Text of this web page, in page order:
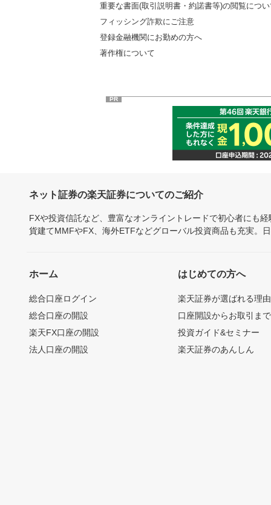
重要な書面(取引説明書・約諾書等)の閲覧につ
フィッシング詐欺にご注意
登録金融機関にお勤めの方へ
著作権について
PR
ネット証券の楽天証券についてのご紹介
FXや投資信託など、豊富なオンライントレードで初心者にも
貨建てMMFやFX、海外ETFなどグローバル投資商品も充実。
ホーム
総合口座ログイン
総合口座の開設
楽天FX口座の開設
法人口座の開設
はじめての方へ
楽天証券が選ばれる理由
口座開設からお取引ま
投資ガイド&セミナー
楽天証券のあんしん